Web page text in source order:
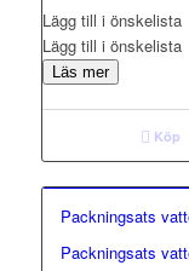
Lägg till i önskelista
Lägg till i önskelista
Läs mer
Köp
Packningsats
Packningsats